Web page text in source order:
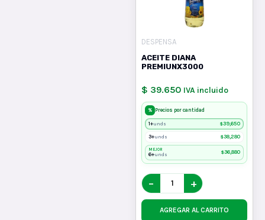
DESPENSA
ACEITE DIANA
PREMIUNX3000
$ 39.650 IVA incluido
% Precios por cantidad
1+unds $39,650
3+unds $38,280
MEJOR
6+unds $36,880
− +
AGREGAR AL CARRITO